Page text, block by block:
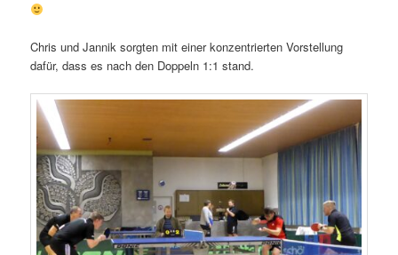
Chris und Jannik sorgten mit einer konzentrierten Vorstellung
dafür, dass es nach den Doppeln 1:1 stand.